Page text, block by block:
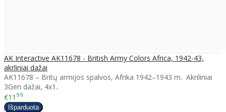
AK Interactive AK11678 - British Army Colors Africa, 1942-43,
akrliniai dažai
AK11678 – Britų armijos spalvos, Afrika 1942–1943 m. Akriliniai
3Gen dažai, 4x1..
€11 99